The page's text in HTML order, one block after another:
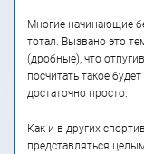
Многие начинающие
тотал. Вызвано это
(дробные), что
посчитать такое
достаточно просто.
Как и в других
представляться